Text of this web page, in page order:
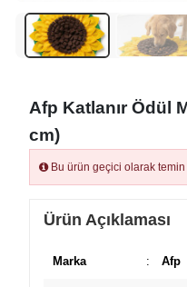
Afp Katlanır Ödül
cm)
Bu ürün geçici olarak
Ürün Açıklaması
Marka : Afp